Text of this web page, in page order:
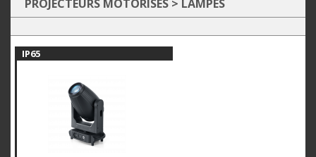
PROJECTEURS MOTORISÉS > LAMPES
IP65